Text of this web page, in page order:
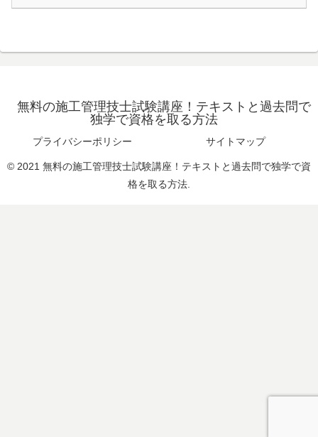
無料の施工管理技士試験講座！テキストと過去問で
独学で資格を取る方法
プライバシーポリシー サイトマップ
© 2021 無料の施工管理技士試験講座！テキストと過去問で独学で資
格を取る方法.